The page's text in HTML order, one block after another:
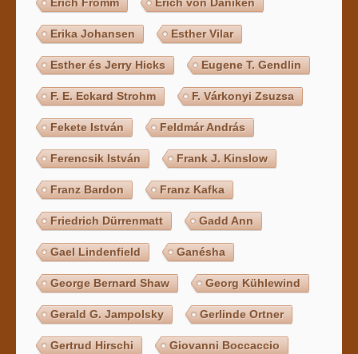
Erich Fromm Erich von Däniken
Erika Johansen Esther Vilar
Esther és Jerry Hicks Eugene T. Gendlin
F. E. Eckard Strohm F. Várkonyi Zsuzsa
Fekete István Feldmár András
Ferencsik István Frank J. Kinslow
Franz Bardon Franz Kafka
Friedrich Dürrenmatt Gadd Ann
Gael Lindenfield Ganésha
George Bernard Shaw Georg Kühlewind
Gerald G. Jampolsky Gerlinde Ortner
Gertrud Hirschi Giovanni Boccaccio